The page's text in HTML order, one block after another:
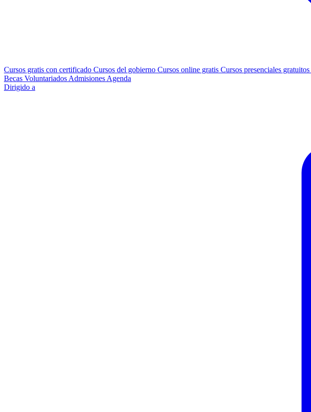
Cursos gratis con certificado Cursos del gobierno Cursos online gratis Cursos presenciales gratuitos
Becas Voluntariados Admisiones Agenda
Dirigido a